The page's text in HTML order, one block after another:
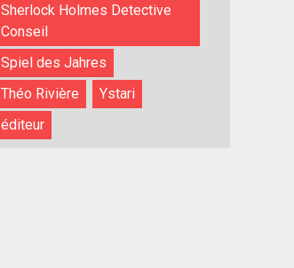
Sherlock Holmes Detective
Conseil
Spiel des Jahres
Théo Rivière
Ystari
éditeur